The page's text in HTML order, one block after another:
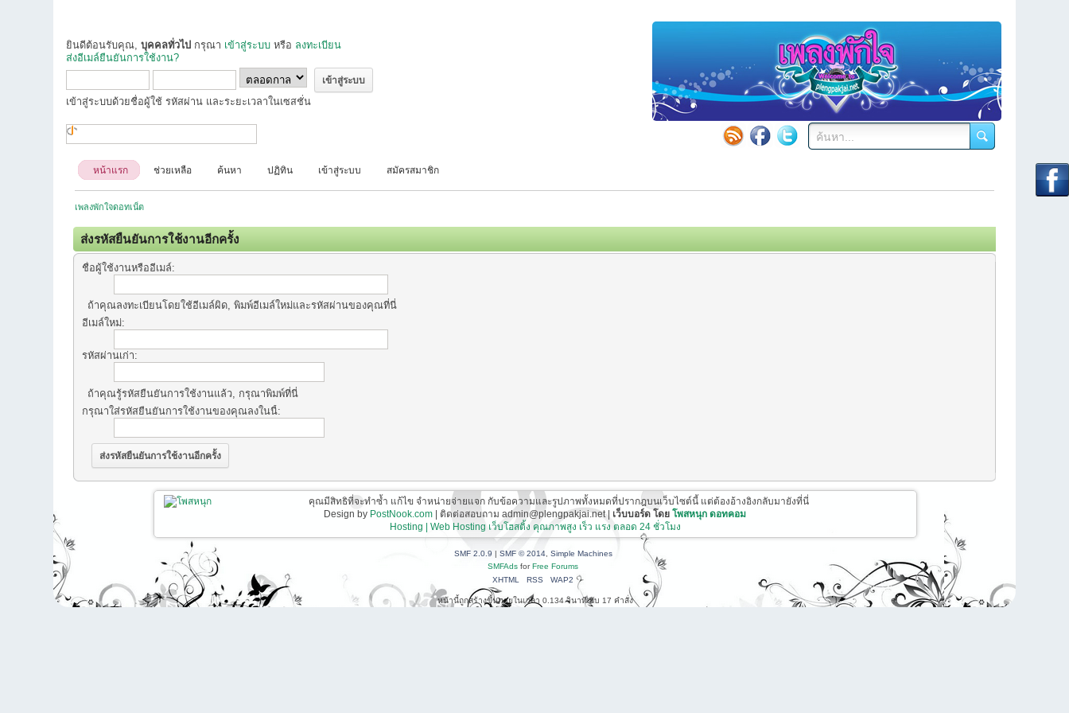
ยินดีต้อนรับคุณ,บุคคลทั่วไป กรุณา เข้าสู่ระบบ หรือ ลงทะเบียน
ส่งอีเมล์ยืนยันการใช้งาน?
เข้าสู่ระบบด้วยชื่อผู้ใช้ รหัสผ่าน และระยะเวลาในเซสชั่น
หน้าแรก ช่วยเหลือ ค้นหา ปฏิทิน เข้าสู่ระบบ สมัครสมาชิก
เพลงพักใจดอทเน็ต
ส่งรหัสยืนยันการใช้งานอีกครั้ง
ชื่อผู้ใช้งานหรืออีเมล์:
ถ้าคุณลงทะเบียนโดยใช้อีเมล์ผิด, พิมพ์อีเมล์ใหม่และรหัสผ่านของคุณที่นี่
อีเมล์ใหม่:
รหัสผ่านเก่า:
ถ้าคุณรู้รหัสยืนยันการใช้งานแล้ว, กรุณาพิมพ์ที่นี่
กรุณาใส่รหัสยืนยันการใช้งานของคุณลงในนี้:
คุณมีสิทธิที่จะทำซ้ำ แก้ไข จำหน่ายจ่ายแจก กับข้อความและรูปภาพทั้งหมดที่ปรากฎบนเว็บไซต์นี้ แต่ต้องอ้างอิงกลับมายังที่นี่
Design by PostNook.com | ติดต่อสอบถาม admin@plengpakjai.net | เว็บบอร์ด โดย โพสหนุก ดอทคอม
Hosting | Web Hosting เว็บโฮสติ้ง คุณภาพสูง เร็ว แรง ตลอด 24 ชั่วโมง
SMF 2.0.9 | SMF © 2014, Simple Machines
SMFAds forFree Forums
XHTML
RSS WAP2
หน้านี้ถูกสร้างขึ้นภายในเวลา 0.134 วินาที กับ 17 คำสั่ง